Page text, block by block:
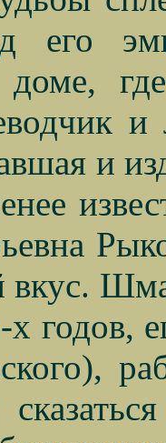
его
доме,
и
и
вкус.
годов,